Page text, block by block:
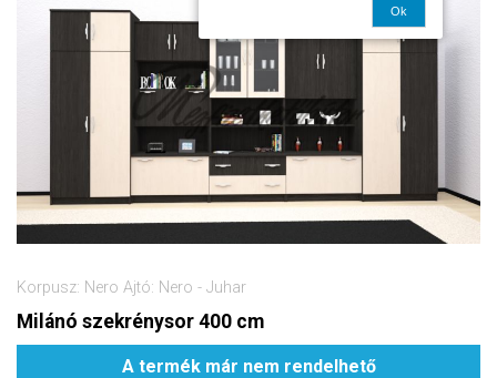
Korpusz: Nero Ajtó: Nero - Juhar
Milánó szekrénysor 400 cm
A termék már nem rendelhető
Ok